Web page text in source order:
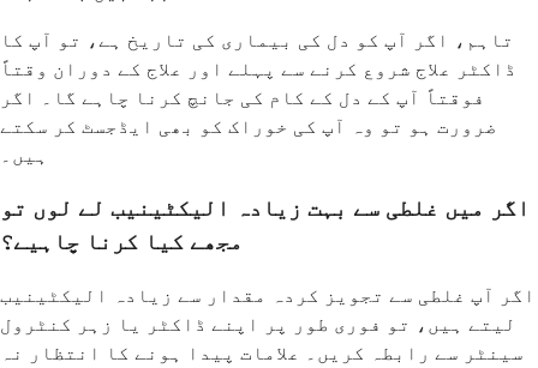
تاہم، اگر آپ کو دل کی بیماری کی تاریخ ہے، تو آپ کا
ڈاکٹر علاج شروع کرنے سے پہلے اور علاج کے دوران وقتاً
فوقتاً آپ کے دل کے کام کی جانچ کرنا چاہے گا۔ اگر
ضرورت ہو تو وہ آپ کی خوراک کو بھی ایڈجسٹ کر سکتے
ہیں۔
اگر میں غلطی سے بہت زیادہ الیکٹینیب لے لوں تو
مجھے کیا کرنا چاہیے؟
اگر آپ غلطی سے تجویز کردہ مقدار سے زیادہ الیکٹینیب
لیتے ہیں، تو فوری طور پر اپنے ڈاکٹر یا زہر کنٹرول
سینٹر سے رابطہ کریں۔ علامات پیدا ہونے کا انتظار نہ